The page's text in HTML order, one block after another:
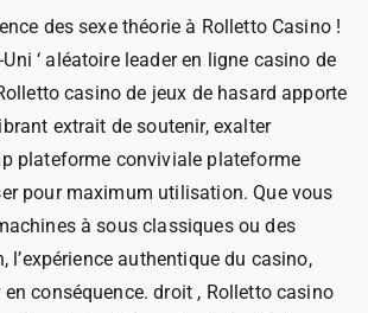
des sexe théorie à Rolletto Casino !
‘ aléatoire leader en ligne casino de
casino de jeux de hasard apporte
extrait de soutenir, exalter
plateforme conviviale plateforme
pour maximum utilisation. Que vous
à sous classiques ou des
l’expérience authentique du casino,
conséquence. droit , Rolletto casino